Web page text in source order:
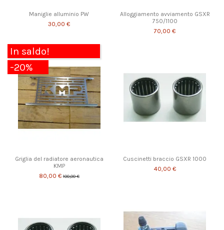
Maniglie alluminio PW
30,00 €
Alloggiamento avviamento GSXR
750/1100
70,00 €
In saldo!
-20%
Griglia del radiatore aeronautica
KMP
80,00 €100,00 €
Cuscinetti braccio GSXR 1000
40,00 €